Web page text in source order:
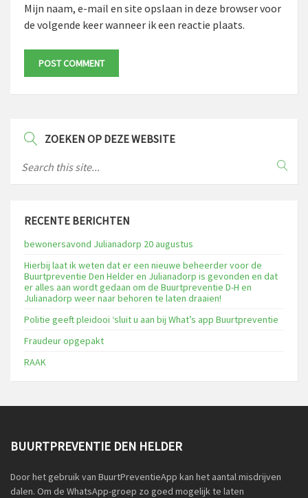
Mijn naam, e-mail en site opslaan in deze browser voor
de volgende keer wanneer ik een reactie plaats.
ZOEKEN OP DEZE WEBSITE
RECENTE BERICHTEN
bewonersavond Julianadorp 20 augustus
Hierbij laat ik weten dat er een nieuwe beheerder voor de
Buurtpreventie Den Helder en Julianadorp is gevonden en dat
er alles aan wordt gedaan om de Buurtpreventie D-H en
Julianadorp weer naar behoren te laten draaien!
Politie geeft pleidooi ‘sluit u aan bij What’s app Buurtpreventie
Fraudeur opgepakt
RAAK
BUURTPREVENTIE DEN HELDER
Door het gebruik van BuurtPreventieApp kan het aantal misdrijven
dalen. Om de WhatsApp-groep zo goed mogelijk te laten